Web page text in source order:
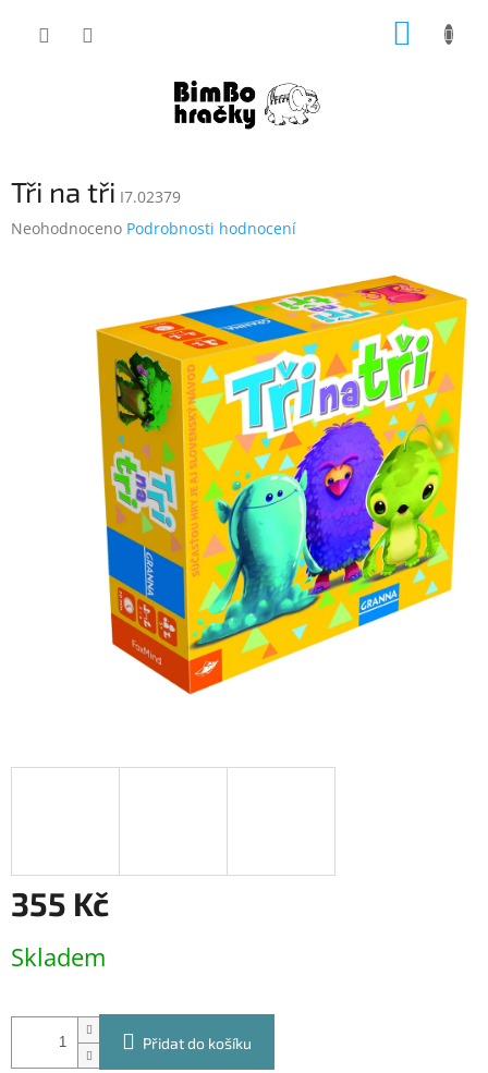
Tři na tři I7.02379
Průměrné
Neohodnoceno Podrobnosti hodnocení
355 Kč
cena:
Skladem
Přidat do košíku